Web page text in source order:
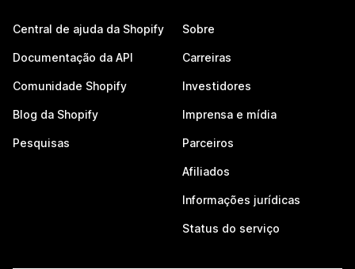
Central de ajuda da Shopify
Documentação da API
Comunidade Shopify
Blog da Shopify
Pesquisas
Sobre
Carreiras
Investidores
Imprensa e mídia
Parceiros
Afiliados
Informações jurídicas
Status do serviço